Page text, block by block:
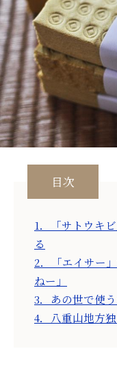
目次
1．「サトウキ
る
2．「エイサー
ねー」
3．あの世で使
4．八重山地方